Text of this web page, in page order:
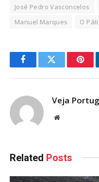
José Pedro Vasconcelos
Manuel Marques
O
FacebookTwitter
Veja
Website
Related Posts